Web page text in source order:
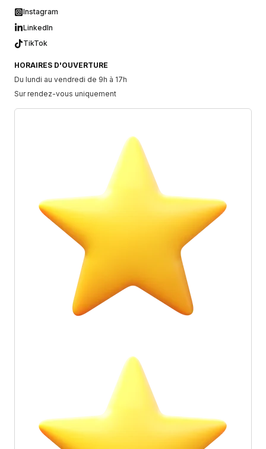
Instagram
LinkedIn
TikTok
HORAIRES D'OUVERTURE
Du lundi au vendredi de 9h à 17h
Sur rendez-vous uniquement